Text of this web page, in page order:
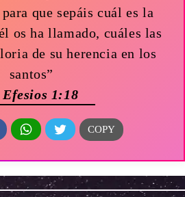
que sepáis cuál es la
os ha llamado, cuáles las
de su herencia en los
santos”
1:18